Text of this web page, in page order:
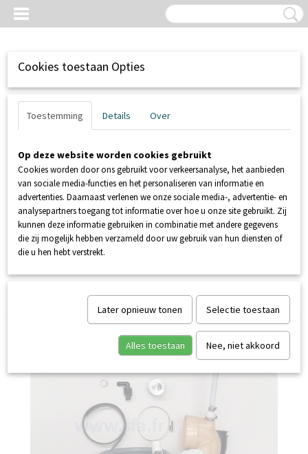
Inloggen Registreren
UW WINKELWAGEN
MPCRULV motor Sanicompact staand model
Cookies toestaan Opties
Toestemming Details Over
Op deze website worden cookies gebruikt
Cookies worden door ons gebruikt voor verkeersanalyse, het aanbieden
van sociale media-functies en het personaliseren van informatie en
advertenties. Daarnaast verlenen we onze sociale media-, advertentie- en
analysepartners toegang tot informatie over hoe u onze site gebruikt. Zij
kunnen deze informatie gebruiken in combinatie met andere gegevens
die zij mogelijk hebben verzameld door uw gebruik van hun diensten of
die u hen hebt verstrekt.
Later opnieuw tonen Selectie toestaan
Alles toestaan Nee, niet akkoord